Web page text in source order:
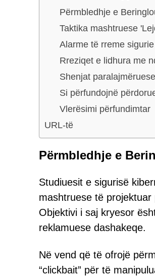
Përmbledhje e
Taktika mashtruese
Alarme të rreme
Rreziqet e lidhura me
Shenjat
Si përfundojnë
Vlerësimi përfundimtar
URL-të
Përmbledhje e
Studiuesit e sigurisë
mashtruese të
Objektivi i saj kryesor
reklamuese dashakeqe.
Në vend që të ofrojë
“clickbait” për të